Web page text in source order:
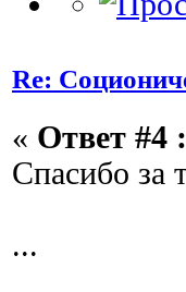
Re:
« Ответ #4 :
Спасибо за
...